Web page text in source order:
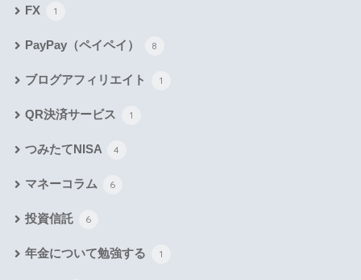
FX 1
PayPay（ペイペイ） 8
ブログアフィリエイト 1
QR決済サービス 1
つみたてNISA 4
マネーコラム 6
投資信託 6
年金について勉強する 1